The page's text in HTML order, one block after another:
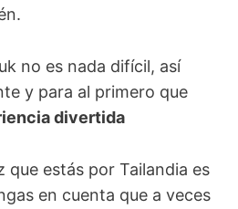
no es nada difícil, así
y para al primero que
divertida
que estás por Tailandia es
en cuenta que a veces